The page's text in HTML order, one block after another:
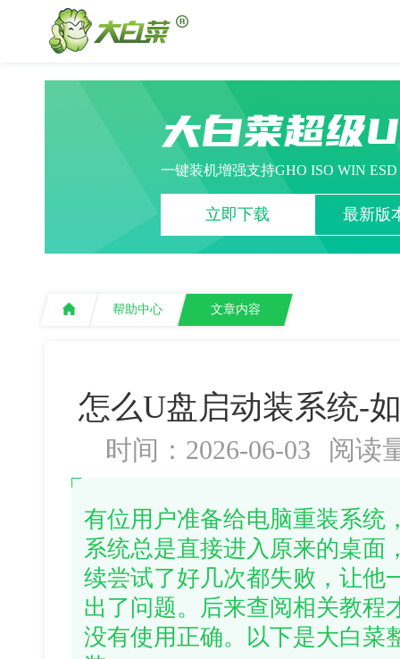
大白菜超级
一键装机增强支持GHO ISO WIN
立即下载 最新版
帮助中心 文章内容
怎么U盘启动装系统-
时间：2026-06-03 阅读
有位用户准备给电脑重装系统
系统总是直接进入原来的桌面
续尝试了好几次都失败，让他
出了问题。后来查阅相关教程
没有使用正确。以下是大白菜